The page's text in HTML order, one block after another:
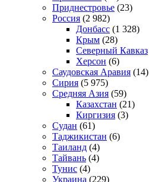
Приднестровье (23)
Россия (2 982)
Донбасс (1 328)
Крым (28)
Северный Кавказ
Херсон (6)
Саудовская Аравия (14)
Сирия (5 975)
Средняя Азия (59)
Казахстан (21)
Киргизия (3)
Судан (61)
Таджикистан (6)
Таиланд (4)
Тайвань (4)
Тунис (4)
Украина (229)